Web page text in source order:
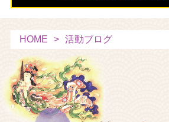
HOME 活動ブログ